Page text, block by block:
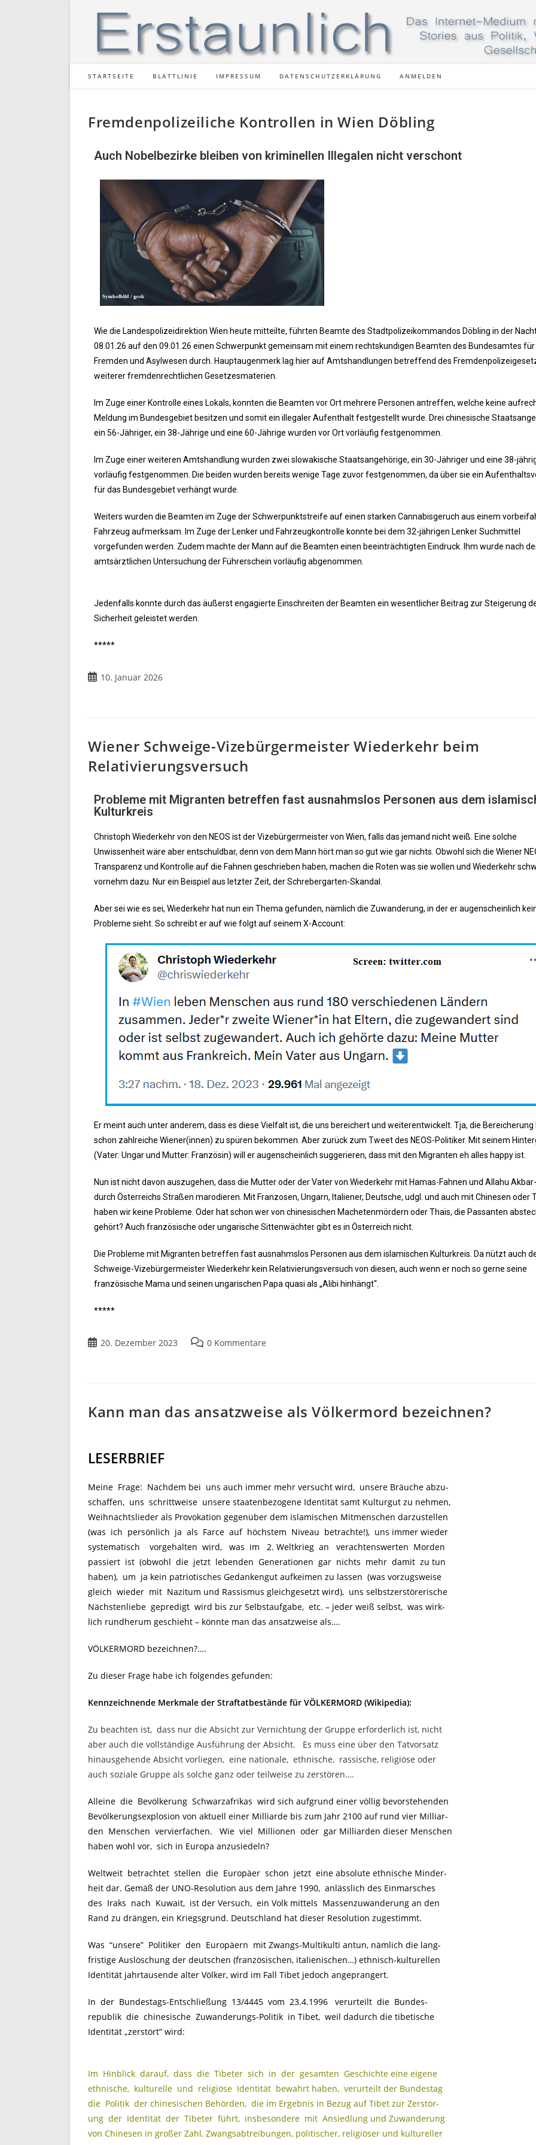
STARTSEITE BLATTLINIE IMPRESSUM DATENSCHUTZERKLÄRUNG ANMELDEN
Fremdenpolizeiliche Kontrollen in Wien Döbling
Auch Nobelbezirke bleiben von kriminellen Illegalen nicht verschont
Wie die Landespolizeidirektion Wien heute mitteilte, führten Beamte des Stadtpolizeikommandos Döbling in der
08.01.26 auf den 09.01.26 einen Schwerpunkt gemeinsam mit einem rechtskundigen Beamten des Bundesamtes für
Fremden und Asylwesen durch. Hauptaugenmerk lag hier auf Amtshandlungen betreffend des
weiterer fremdenrechtlichen Gesetzesmaterien.
Im Zuge einer Kontrolle eines Lokals, konnten die Beamten vor Ort mehrere Personen antreffen, welche keine
Meldung im Bundesgebiet besitzen und somit ein illegaler Aufenthalt festgestellt wurde. Drei chinesische
ein 56-Jähriger, ein 38-Jährige und eine 60-Jährige wurden vor Ort vorläufig festgenommen.
Im Zuge einer weiteren Amtshandlung wurden zwei slowakische Staatsangehörige, ein 30-Jähriger und eine 38-
vorläufig festgenommen. Die beiden wurden bereits wenige Tage zuvor festgenommen, da über sie ein
für das Bundesgebiet verhängt wurde.
Weiters wurden die Beamten im Zuge der Schwerpunktstreife auf einen starken Cannabisgeruch aus einem
Fahrzeug aufmerksam. Im Zuge der Lenker und Fahrzeugkontrolle konnte bei dem 32-jährigen Lenker Suchmittel
vorgefunden werden. Zudem machte der Mann auf die Beamten einen beeinträchtigten Eindruck. Ihm wurde nach
amtsärztlichen Untersuchung der Führerschein vorläufig abgenommen.
Jedenfalls konnte durch das äußerst engagierte Einschreiten der Beamten ein wesentlicher Beitrag zur Steigerung
Sicherheit geleistet werden.
*****
10. Januar 2026
Wiener Schweige-Vizebürgermeister Wiederkehr beim
Relativierungsversuch
Probleme mit Migranten betreffen fast ausnahmslos Personen aus dem
Kulturkreis
Christoph Wiederkehr von den NEOS ist der Vizebürgermeister von Wien, falls das jemand nicht weiß. Eine solche
Unwissenheit wäre aber entschuldbar, denn von dem Mann hört man so gut wie gar nichts. Obwohl sich die Wiener
Transparenz und Kontrolle auf die Fahnen geschrieben haben, machen die Roten was sie wollen und Wiederkehr
vornehm dazu. Nur ein Beispiel aus letzter Zeit, der Schrebergarten-Skandal.
Aber sei wie es sei, Wiederkehr hat nun ein Thema gefunden, nämlich die Zuwanderung, in der er augenscheinlich
Probleme sieht. So schreibt er auf wie folgt auf seinem X-Account:
Er meint auch unter anderem, dass es diese Vielfalt ist, die uns bereichert und weiterentwickelt. Tja, die Bereicherung
schon zahlreiche Wiener(innen) zu spüren bekommen. Aber zurück zum Tweet des NEOS-Politiker. Mit seinem
(Vater: Ungar und Mutter: Französin) will er augenscheinlich suggerieren, dass mit den Migranten eh alles happy ist.
Nun ist nicht davon auszugehen, dass die Mutter oder der Vater von Wiederkehr mit Hamas-Fahnen und Allahu
durch Österreichs Straßen marodieren. Mit Franzosen, Ungarn, Italiener, Deutsche, udgl. und auch mit Chinesen oder
haben wir keine Probleme. Oder hat schon wer von chinesischen Machetenmördern oder Thais, die Passanten
gehört? Auch französische oder ungarische Sittenwächter gibt es in Österreich nicht.
Die Probleme mit Migranten betreffen fast ausnahmslos Personen aus dem islamischen Kulturkreis. Da nützt auch
Schweige-Vizebürgermeister Wiederkehr kein Relativierungsversuch von diesen, auch wenn er noch so gerne seine
französische Mama und seinen ungarischen Papa quasi als „Alibi hinhängt“.
*****
20. Dezember 2023 0 Kommentare
Kann man das ansatzweise als Völkermord bezeichnen?
LESERBRIEF
Meine Frage: Nachdem bei uns auch immer mehr versucht wird, unsere Bräuche abzu-
schaffen, uns schrittweise unsere staatenbezogene Identität samt Kulturgut zu nehmen,
Weihnachtslieder als Provokation gegenüber dem islamischen Mitmenschen darzustellen
(was ich persönlich ja als Farce auf höchstem Niveau betrachte!), uns immer wieder
systematisch vorgehalten wird, was im 2. Weltkrieg an verachtenswerten Morden
passiert ist (obwohl die jetzt lebenden Generationen gar nichts mehr damit zu tun
haben), um ja kein patriotisches Gedankengut aufkeimen zu lassen (was vorzugsweise
gleich wieder mit Nazitum und Rassismus gleichgesetzt wird), uns selbstzerstörerische
Nächstenliebe gepredigt wird bis zur Selbstaufgabe, etc. – jeder weiß selbst, was wirk-
lich rundherum geschieht – könnte man das ansatzweise als….
VÖLKERMORD bezeichnen?….
Zu dieser Frage habe ich folgendes gefunden:
Kennzeichnende Merkmale der Straftatbestände für VÖLKERMORD (Wikipedia):
Zu beachten ist, dass nur die Absicht zur Vernichtung der Gruppe erforderlich ist, nicht
aber auch die vollständige Ausführung der Absicht. Es muss eine über den Tatvorsatz
hinausgehende Absicht vorliegen, eine nationale, ethnische, rassische, religiöse oder
auch soziale Gruppe als solche ganz oder teilweise zu zerstören….
Alleine die Bevölkerung Schwarzafrikas wird sich aufgrund einer völlig bevorstehenden
Bevölkerungsexplosion von aktuell einer Milliarde bis zum Jahr 2100 auf rund vier Milliar-
den Menschen vervierfachen. Wie viel Millionen oder gar Milliarden dieser Menschen
haben wohl vor, sich in Europa anzusiedeln?
Weltweit betrachtet stellen die Europäer schon jetzt eine absolute ethnische Minder-
heit dar. Gemäß der UNO-Resolution aus dem Jahre 1990, anlässlich des Einmarsches
des Iraks nach Kuwait, ist der Versuch, ein Volk mittels Massenzuwanderung an den
Rand zu drängen, ein Kriegsgrund. Deutschland hat dieser Resolution zugestimmt.
Was “unsere” Politiker den Europäern mit Zwangs-Multikulti antun, nämlich die lang-
fristige Auslöschung der deutschen (französischen, italienischen…) ethnisch-kulturellen
Identität jahrtausende alter Völker, wird im Fall Tibet jedoch angeprangert.
In der Bundestags-Entschließung 13/4445 vom 23.4.1996 verurteilt die Bundes-
republik die chinesische Zuwanderungs-Politik in Tibet, weil dadurch die tibetische
Identität „zerstört“ wird:
Im Hinblick darauf, dass die Tibeter sich in der gesamten Geschichte eine eigene
ethnische, kulturelle und religiöse Identität bewahrt haben, verurteilt der Bundestag
die Politik der chinesischen Behörden, die im Ergebnis in Bezug auf Tibet zur Zerstör-
ung der Identität der Tibeter führt, insbesondere mit Ansiedlung und Zuwanderung
von Chinesen in großer Zahl, Zwangsabtreibungen, politischer, religiöser und kultureller